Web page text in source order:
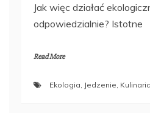
Jak więc działać
odpowiedzialnie? Istotne
Read More
Ekologia Jedzenie Kulinaria